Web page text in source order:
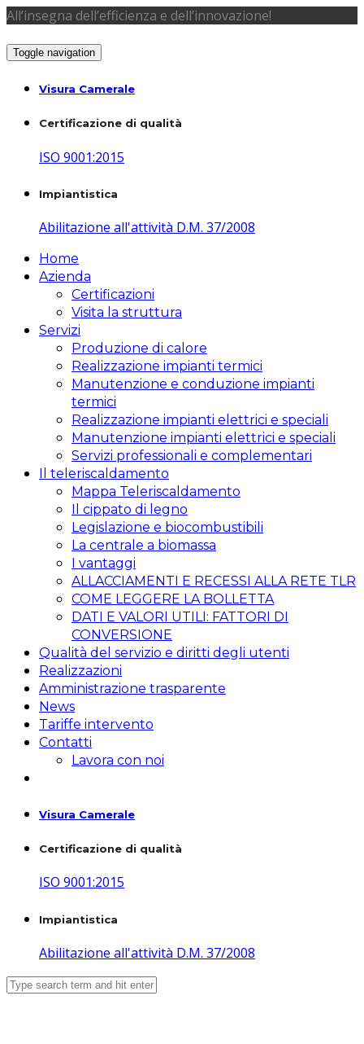
All’insegna dell’efficienza e dell’innovazione!
Toggle navigation
Visura Camerale
Certificazione di qualità
ISO 9001:2015
Impiantistica
Abilitazione all'attività D.M. 37/2008
Home
Azienda
Certificazioni
Visita la struttura
Servizi
Produzione di calore
Realizzazione impianti termici
Manutenzione e conduzione impianti
termici
Realizzazione impianti elettrici e speciali
Manutenzione impianti elettrici e speciali
Servizi professionali e complementari
Il teleriscaldamento
Mappa Teleriscaldamento
Il cippato di legno
Legislazione e biocombustibili
La centrale a biomassa
I vantaggi
ALLACCIAMENTI E RECESSI ALLA RETE TLR
COME LEGGERE LA BOLLETTA
DATI E VALORI UTILI: FATTORI DI
CONVERSIONE
Qualità del servizio e diritti degli utenti
Realizzazioni
Amministrazione trasparente
News
Tariffe intervento
Contatti
Lavora con noi
Visura Camerale
Certificazione di qualità
ISO 9001:2015
Impiantistica
Abilitazione all'attività D.M. 37/2008